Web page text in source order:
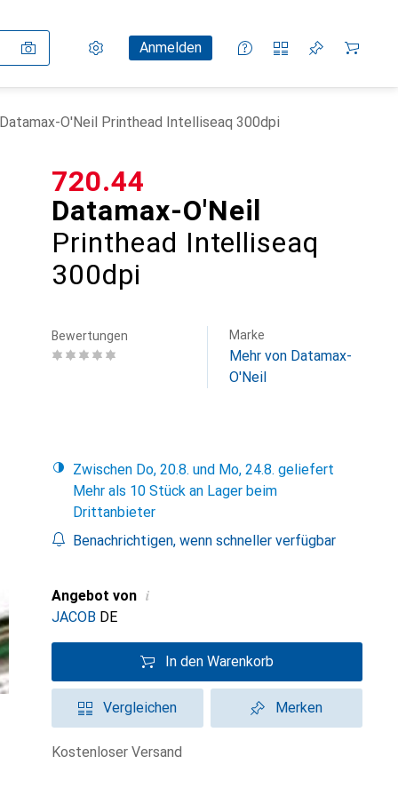
Einstellungen
KundenkontoAnmelden
Vergleichslisten
Merklisten
Warenkorb
Datamax-O'Neil Printhead Intelliseaq 300dpi
Datamax-O'Neil
Printhead Intelliseaq
300dpi
CHF
720.44
Bewertungen Marke
Mehr von Datamax-
O'Neil
Zwischen Do, 20.8. und Mo, 24.8. geliefert
Mehr als 10 Stück an Lager beim
Drittanbieter
Benachrichtigen, wenn schneller verfügbar
Angebot von i
JACOB DE
In den Warenkorb
Vergleichen Merken
kostenloser Versand